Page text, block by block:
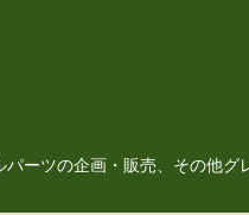
ーツの企画・販売、その他